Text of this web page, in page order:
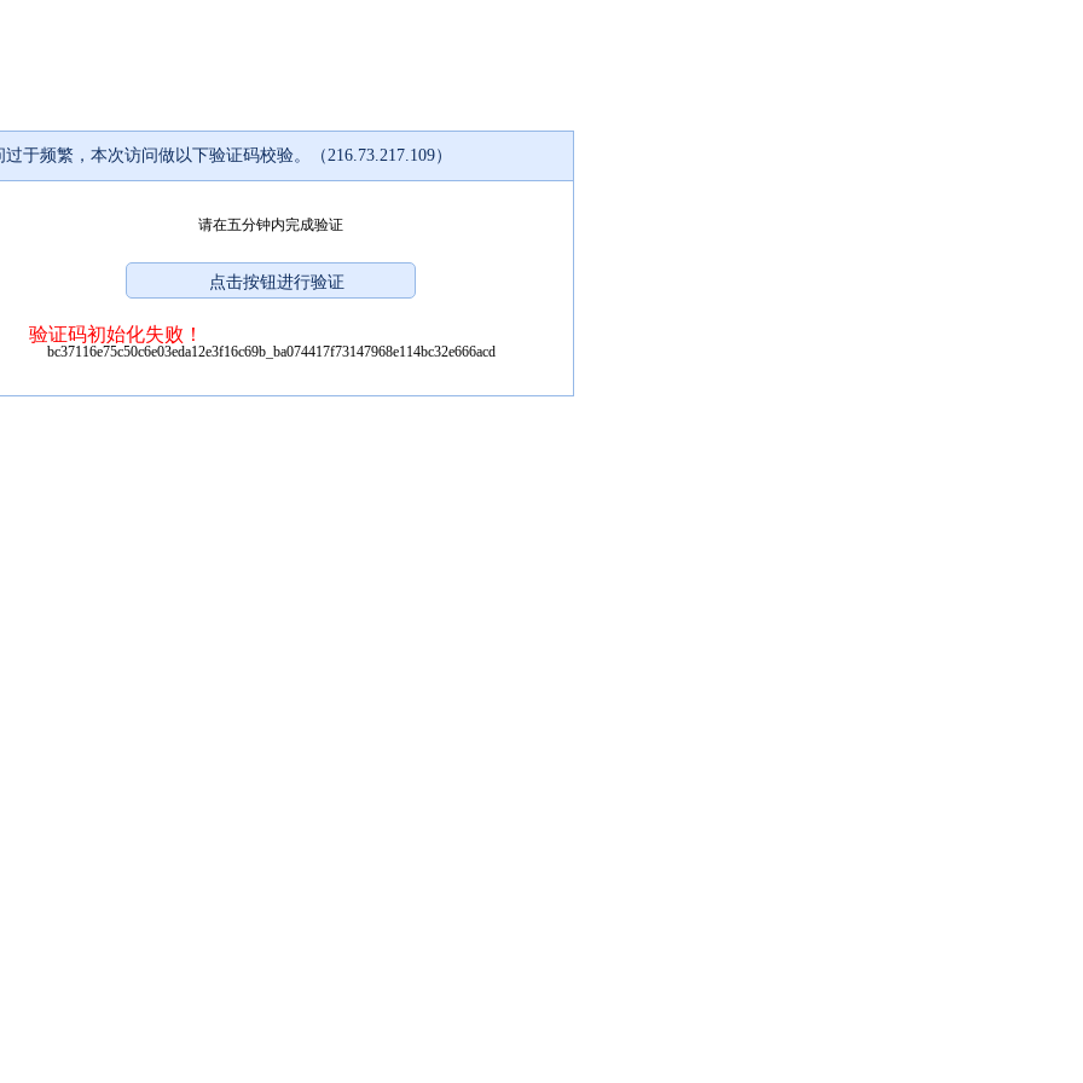
过于频繁，本次访问做以下验证码校验。（216.73.217.109）
请在五分钟内完成验证
验证码初始化失败！
bc37116e75c50c6e03eda12e3f16c69b_ba074417f73147968e114bc32e666acd